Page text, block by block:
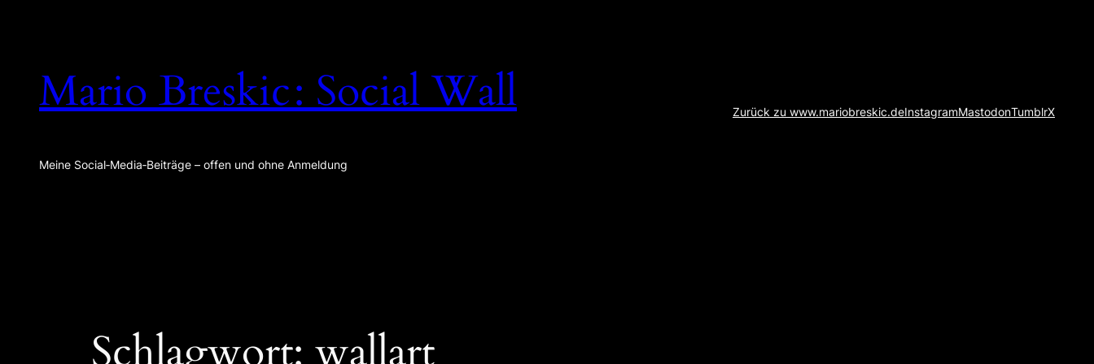
Mario Breskic : Social Wall
Meine Social‑Media‑Beiträge – offen und ohne Anmeldung
Zurück zu www.mariobreskic.deInstagramMastodonTumblrX
Schlagwort: wallart